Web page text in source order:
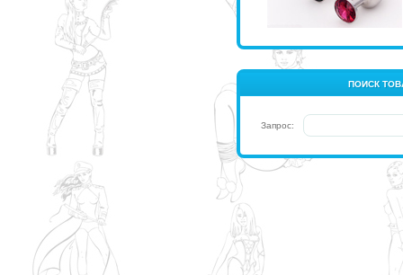
ПОИСК
Запрос: